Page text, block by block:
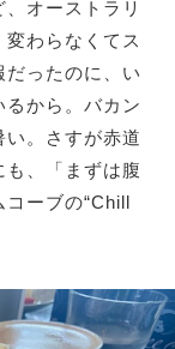
オーストラリ
わらなくてス
だったのに、い
から。バカン
。さすが赤道
、「まずは腹
コーブの“Chill